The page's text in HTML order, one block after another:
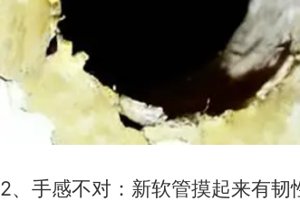
2、手感不对：新软管摸起来有韧